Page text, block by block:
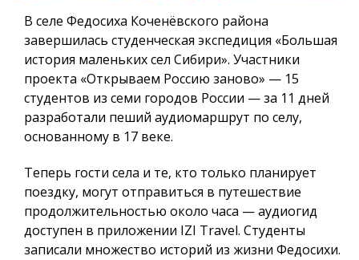
В селе Федосиха Коченёвского района
завершилась студенческая экспедиция «Большая
история маленьких сел Сибири». Участники
проекта «Открываем Россию заново» — 15
студентов из семи городов России — за 11 дней
разработали пеший аудиомаршрут по селу,
основанному в 17 веке.
Теперь гости села и те, кто только планирует
поездку, могут отправиться в путешествие
продолжительностью около часа — аудиогид
доступен в приложении IZI Travel. Студенты
записали множество историй из жизни Федосихи.